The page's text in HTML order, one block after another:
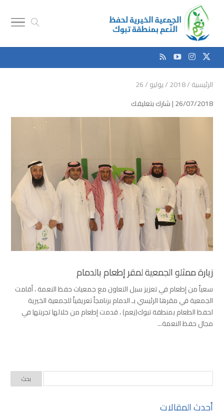
الرئيسية/
2018
/يوليو/
26
26/07/2018 | شارك بتعليقك
زيارة ممثلو الجمعية لمقر إطعام بالدمام
سعياً من إطعام في تعزيز سبل التعاون مع جمعيات حفظ النعمة ، أقامت
الجمعية في مقرها الرئيسي بـ الدمام برنامجاً تعريفياً للجمعية الخيرية
لحفظ الطعام بمنطقة تبوك(نِعم) ، قدمت إطعام من خلالها تجربتها في
مجال حفظ النعمة...
أحدث المقالات